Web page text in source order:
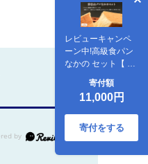
レビューキャンペ
ーン中!高級食パン
なかの セット【 高
級食パン なかの
×2、デニッシュ
SOU×1】
寄付額
11,000円
寄付をする